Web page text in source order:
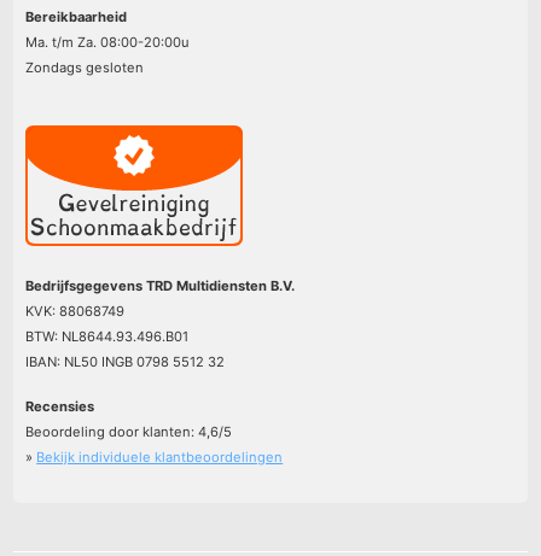
Bereikbaarheid
Ma. t/m Za. 08:00-20:00u
Zondags gesloten
Bedrijfsgegevens TRD Multidiensten B.V.
KVK: 88068749
BTW: NL8644.93.496.B01
IBAN: NL50 INGB 0798 5512 32
Recensies
Beoordeling door klanten:4,6/5
» Bekijk individuele klantbeoordelingen